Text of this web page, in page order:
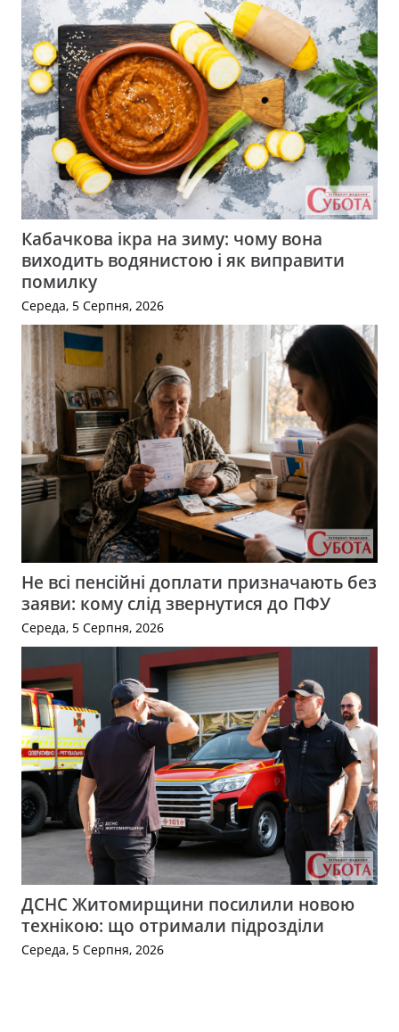
Кабачкова ікра на зиму: чому вона
виходить водянистою і як виправити
помилку
Середа, 5 Серпня, 2026
Не всі пенсійні доплати призначають без
заяви: кому слід звернутися до ПФУ
Середа, 5 Серпня, 2026
ДСНС Житомирщини посилили новою
технікою: що отримали підрозділи
Середа, 5 Серпня, 2026